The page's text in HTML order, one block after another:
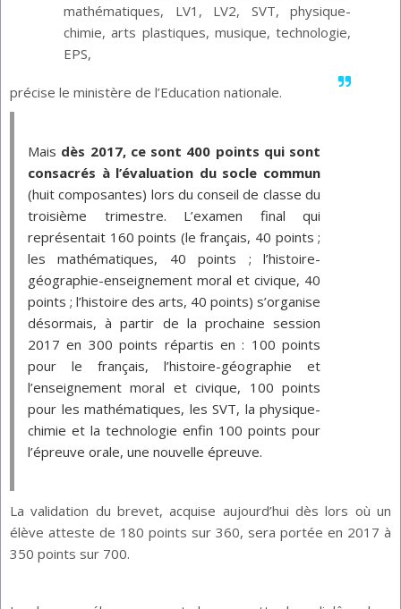
mathématiques, LV1, LV2, SVT, physique-
chimie, arts plastiques, musique, technologie,
EPS,
précise le ministère de l’Education nationale.
Mais dès 2017, ce sont 400 points qui sont
consacrés à l’évaluation du socle commun
(huit composantes) lors du conseil de classe du
troisième trimestre. L’examen final qui
représentait 160 points (le français, 40 points ;
les mathématiques, 40 points ; l’histoire-
géographie-enseignement moral et civique, 40
points ; l’histoire des arts, 40 points) s’organise
désormais, à partir de la prochaine session
2017 en 300 points répartis en : 100 points
pour le français, l’histoire-géographie et
l’enseignement moral et civique, 100 points
pour les mathématiques, les SVT, la physique-
chimie et la technologie enfin 100 points pour
l’épreuve orale, une nouvelle épreuve.
La validation du brevet, acquise aujourd’hui dès lors où un
élève atteste de 180 points sur 360, sera portée en 2017 à
350 points sur 700.